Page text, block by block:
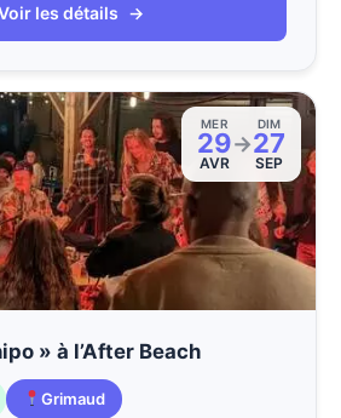
les détails →
MER
29
AVR
→
DIM
27
SEP
» à l’After Beach
Grimaud